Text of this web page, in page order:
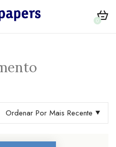
0
Ordenar Por Mais Recente